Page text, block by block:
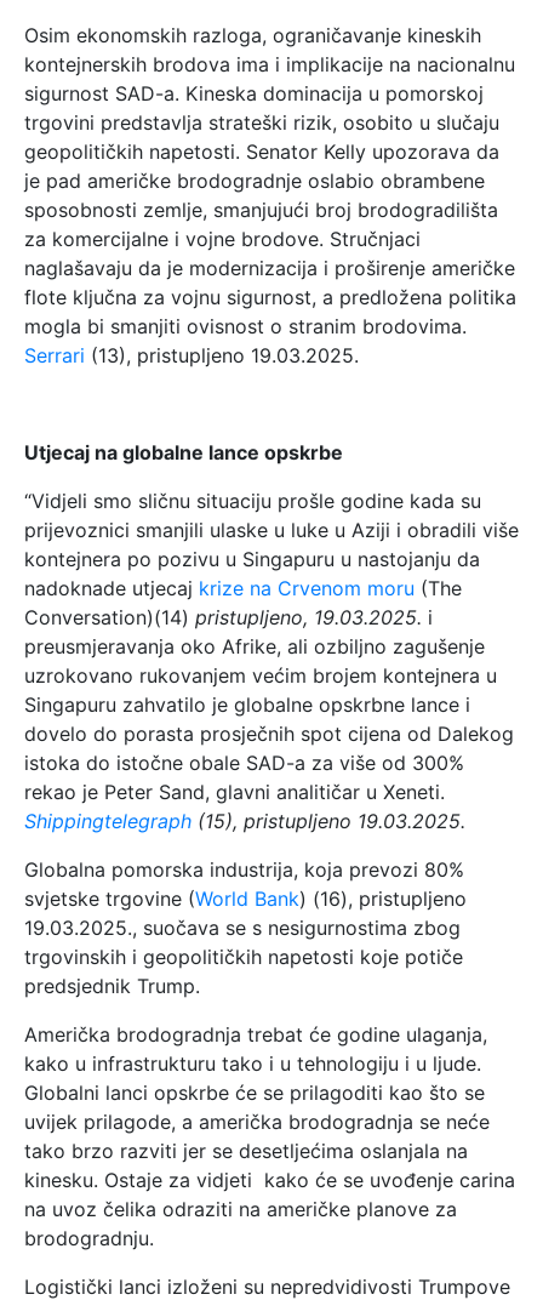
Osim ekonomskih razloga, ograničavanje kineskih
kontejnerskih brodova ima i implikacije na nacionalnu
sigurnost SAD-a. Kineska dominacija u pomorskoj
trgovini predstavlja strateški rizik, osobito u slučaju
geopolitičkih napetosti. Senator Kelly upozorava da
je pad američke brodogradnje oslabio obrambene
sposobnosti zemlje, smanjujući broj brodogradilišta
za komercijalne i vojne brodove. Stručnjaci
naglašavaju da je modernizacija i proširenje američke
flote ključna za vojnu sigurnost, a predložena politika
mogla bi smanjiti ovisnost o stranim brodovima.
Serrari (13), pristupljeno 19.03.2025.
Utjecaj na globalne lance opskrbe
“Vidjeli smo sličnu situaciju prošle godine kada su
prijevoznici smanjili ulaske u luke u Aziji i obradili više
kontejnera po pozivu u Singapuru u nastojanju da
nadoknade utjecaj krize na Crvenom moru (The
Conversation)(14) pristupljeno, 19.03.2025. i
preusmjeravanja oko Afrike, ali ozbiljno zagušenje
uzrokovano rukovanjem većim brojem kontejnera u
Singapuru zahvatilo je globalne opskrbne lance i
dovelo do porasta prosječnih spot cijena od Dalekog
istoka do istočne obale SAD-a za više od 300%
rekao je Peter Sand, glavni analitičar u Xeneti.
Shippingtelegraph (15), pristupljeno 19.03.2025.
Globalna pomorska industrija, koja prevozi 80%
svjetske trgovine (World Bank) (16), pristupljeno
19.03.2025., suočava se s nesigurnostima zbog
trgovinskih i geopolitičkih napetosti koje potiče
predsjednik Trump.
Američka brodogradnja trebat će godine ulaganja,
kako u infrastrukturu tako i u tehnologiju i u ljude.
Globalni lanci opskrbe će se prilagoditi kao što se
uvijek prilagode, a američka brodogradnja se neće
tako brzo razviti jer se desetljećima oslanjala na
kinesku. Ostaje za vidjeti kako će se uvođenje carina
na uvoz čelika odraziti na američke planove za
brodogradnju.
Logistički lanci izloženi su nepredvidivosti Trumpove